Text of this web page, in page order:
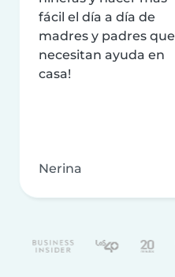
fácil el día a día de
madres y padres que
necesitan ayuda en
casa!
Nerina